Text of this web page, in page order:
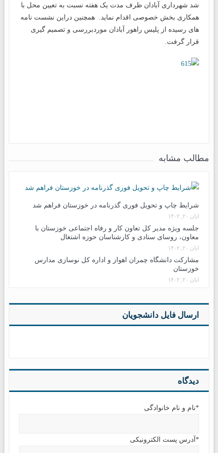
شد شهرداری آبادان ظرف مدت یک هفته نسبت به تعیین محل با
همکاری بخش خصوصی اقدام نماید. همچنين دراین نشست نامه
های رسیده از پلیس راهور آبادان موردبررسی و تصمیم گیری
قرار گرفت.
مطالب مشابه
شرایط چاپ و تحویل فوری گذرنامه در خوزستان فراهم شد
آبان ۲۰, ۱۴۰۲
جلسه ویژه مدیر کل تعاون کار و رفاه اجتماعی خوزستان با
معاون، روسای ستادی و کارشناسان حوزه اشتغال
آبان ۲۰, ۱۴۰۲
مشارکت دانشگاه چمران اهواز و اداره کل نوسازی مدارس
خوزستان
آبان ۲۰, ۱۴۰۲
ارسال فایل دانشجویان
دیدگاه
*نام و نام خانوادگی
*آدرس پست الکترونیکی